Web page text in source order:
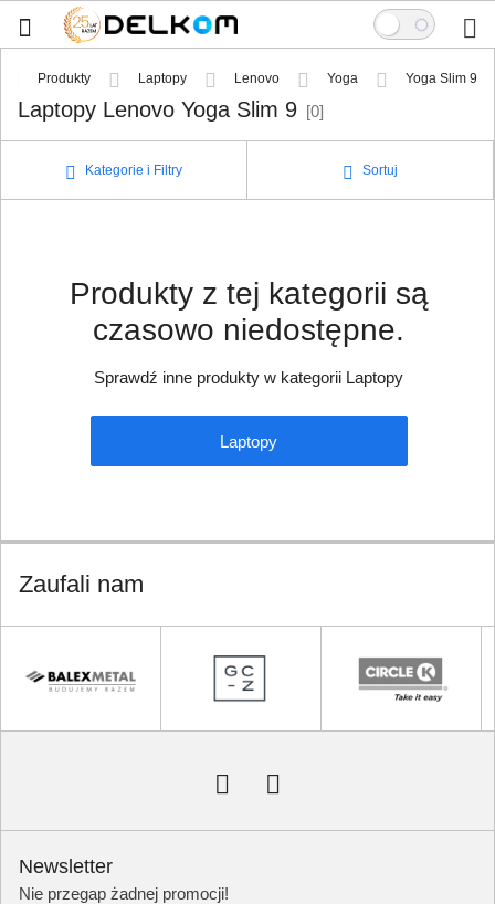
Produkty Laptopy Lenovo Yoga Yoga
Laptopy Lenovo Yoga Slim 9 [0]
Kategorie i Filtry Sortuj
Produkty z tej kategorii są
czasowo niedostępne.
Sprawdź inne produkty w kategorii Laptopy
Laptopy
Zaufali nam
Newsletter
Nie przegap żadnej promocji!